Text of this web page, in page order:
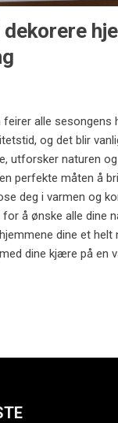
alle
og det blir
utforsker naturen
perfekte måten å
deg i varmen og
å ønske alle dine
dine et
dine kjære på en